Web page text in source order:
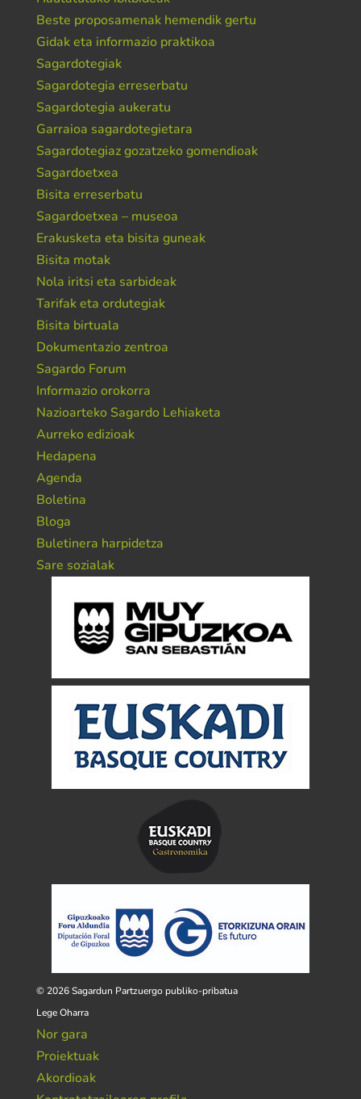
Beste proposamenak hemendik gertu
Gidak eta informazio praktikoa
Sagardotegiak
Sagardotegia erreserbatu
Sagardotegia aukeratu
Garraioa sagardotegietara
Sagardotegiaz gozatzeko gomendioak
Sagardoetxea
Bisita erreserbatu
Sagardoetxea – museoa
Erakusketa eta bisita guneak
Bisita motak
Nola iritsi eta sarbideak
Tarifak eta ordutegiak
Bisita birtuala
Dokumentazio zentroa
Sagardo Forum
Informazio orokorra
Nazioarteko Sagardo Lehiaketa
Aurreko edizioak
Hedapena
Agenda
Boletina
Bloga
Buletinera harpidetza
Sare sozialak
© 2026 Sagardun Partzuergo publiko-pribatua
Lege Oharra
Nor gara
Proiektuak
Akordioak